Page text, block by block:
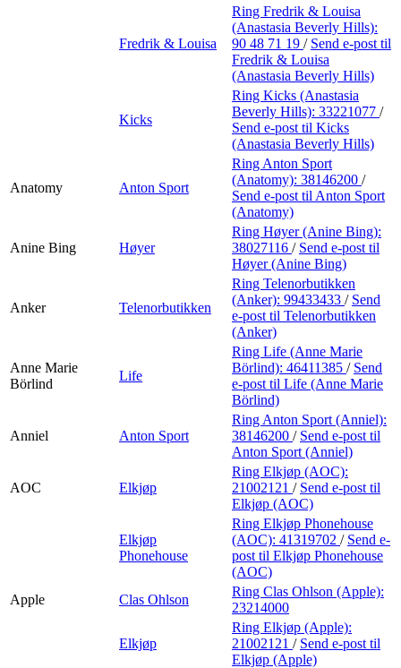
Fredrik & Louisa
Ring Fredrik & Louisa
(Anastasia Beverly Hills):
90 48 71 19 / Send e-post til
Fredrik & Louisa
(Anastasia Beverly Hills)
Kicks
Ring Kicks (Anastasia
Beverly Hills): 33221077 /
Send e-post til Kicks
(Anastasia Beverly Hills)
Anatomy Anton Sport
Ring Anton Sport
(Anatomy): 38146200 /
Send e-post til Anton Sport
(Anatomy)
Anine Bing Høyer
Ring Høyer (Anine Bing):
38027116 / Send e-post til
Høyer (Anine Bing)
Anker Telenorbutikken
Ring Telenorbutikken
(Anker): 99433433 / Send
e-post til Telenorbutikken
(Anker)
Anne Marie
Börlind
Life
Ring Life (Anne Marie
Börlind): 46411385 / Send
e-post til Life (Anne Marie
Börlind)
Anniel Anton Sport
Ring Anton Sport (Anniel):
38146200 / Send e-post til
Anton Sport (Anniel)
AOC Elkjøp
Ring Elkjøp (AOC):
21002121 / Send e-post til
Elkjøp (AOC)
Elkjøp
Phonehouse
Ring Elkjøp Phonehouse
(AOC): 41319702 / Send e-
post til Elkjøp Phonehouse
(AOC)
Apple
Clas Ohlson
Ring Clas Ohlson (Apple):
23214000
Elkjøp
Ring Elkjøp (Apple):
21002121 / Send e-post til
Elkjøp (Apple)